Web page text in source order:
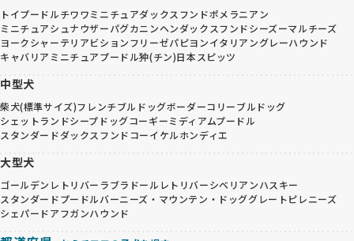
トイプードルチワワミニチュアダックスフンドポメラニアン
ミニチュアシュナウザーパグカニンヘンダックスフンドシーズーマルチーズ
ヨークシャーテリアビションフリーゼパピヨンイタリアングレーハウンド
キャバリア ミニチュアプードル狆(チン)日本スピッツ
中型犬
柴犬(標準サイズ)フレンチブルドッグボーダーコリーブルドッグ
シェットランドシープドッグコーギーミディアムプードル
スタンダードダックスフンドコーイケルホンディエ
大型犬
ゴールデンレトリバー ラブラドールレトリバーシベリアンハスキー
スタンダードプードルバーニーズ・マウンテン・ドッググレートピレニーズ
シェパードアフガンハウンド